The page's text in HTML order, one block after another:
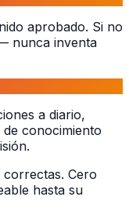
aprobado. Si no
nunca inventa
a diario,
conocimiento
correctas. Cero
hasta su